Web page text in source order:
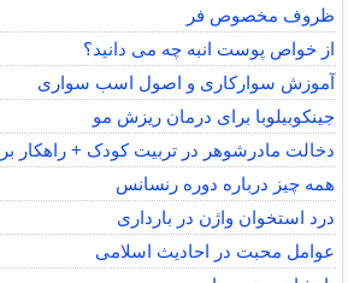
ظروف مخصوص فر
از خواص پوست انبه چه می دانید؟
آموزش سوارکاری و اصول اسب سواری
جینکوبیلوبا برای درمان ریزش مو
دخالت مادرشوهر در تربیت کودک + راهکار
همه چیز درباره دوره رنسانس
درد استخوان واژن در بارداری
عوامل محبت در احادیث اسلامى